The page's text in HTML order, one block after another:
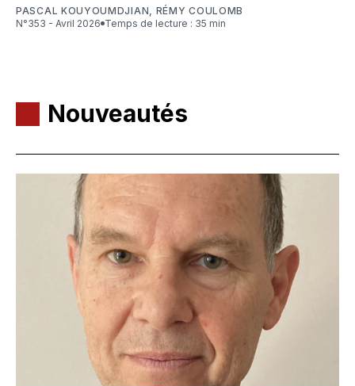
PASCAL KOUYOUMDJIAN
RÉMY COULOMB
N°353 - Avril 2026
Temps de lecture : 35 min
Nouveautés